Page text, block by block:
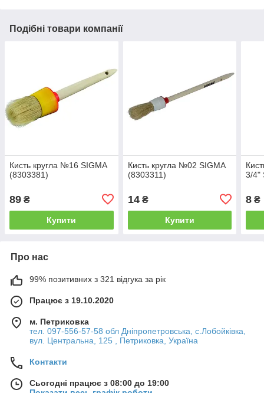
Подібні товари компанії
Кисть кругла №16 SIGMA
(8303381)
89 ₴
Купити
Кисть кругла №02 SIGMA
(8303311)
14₴
Купити
3/4"
8 ₴
Про нас
99% позитивних з 321 відгука за рік
Працює з 19.10.2020
м. Петриковка
тел. 097-556-57-58 обл Дніпропетровська, с.Лобойківка,
вул. Центральна, 125 , Петриковка, Україна
Контакти
Сьогодні працює з 08:00 до 19:00